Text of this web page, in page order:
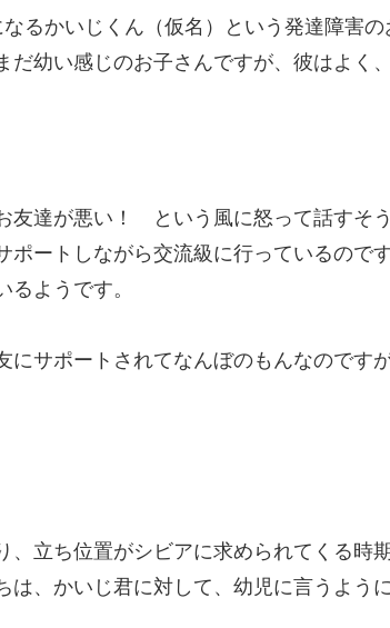
るかいじくん（仮名）という発達障害
だ幼い感じのお子さんですが、彼はよく
友達が悪い！ という風に怒って話すそ
ポートしながら交流級に行っているので
るようです。
にサポートされてなんぼのもんなのです
、立ち位置がシビアに求められてくる時
は、かいじ君に対して、幼児に言うよう